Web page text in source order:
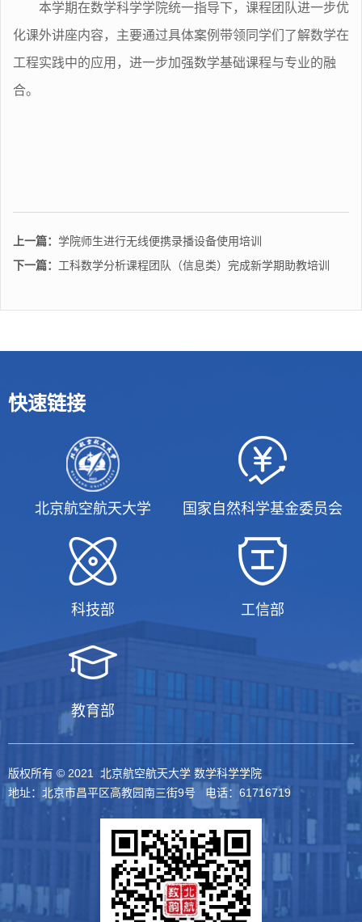
本学期在数学科学学院统一指导下，课程团队进一步优
化课外讲座内容，主要通过具体案例带领同学们了解数学在
工程实践中的应用，进一步加强数学基础课程与专业的融
合。
上一篇： 学院师生进行无线便携录播设备使用培训
下一篇： 工科数学分析课程团队（信息类）完成新学期助教培训
快速链接
北京航空航天大学 国家自然科学基金委员会
科技部 工信部
教育部
版权所有 © 2021 北京航空航天大学 数学科学学院
地址：北京市昌平区高教园南三街9号 电话：61716719